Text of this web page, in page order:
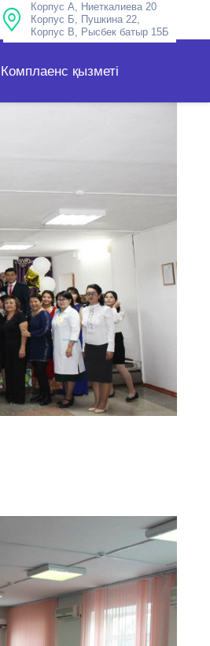
Корпус А, Ниеткалиева 20
Корпус Б, Пушкина 22,
Корпус В, Рысбек батыр 15Б
Комплаенс қызметі